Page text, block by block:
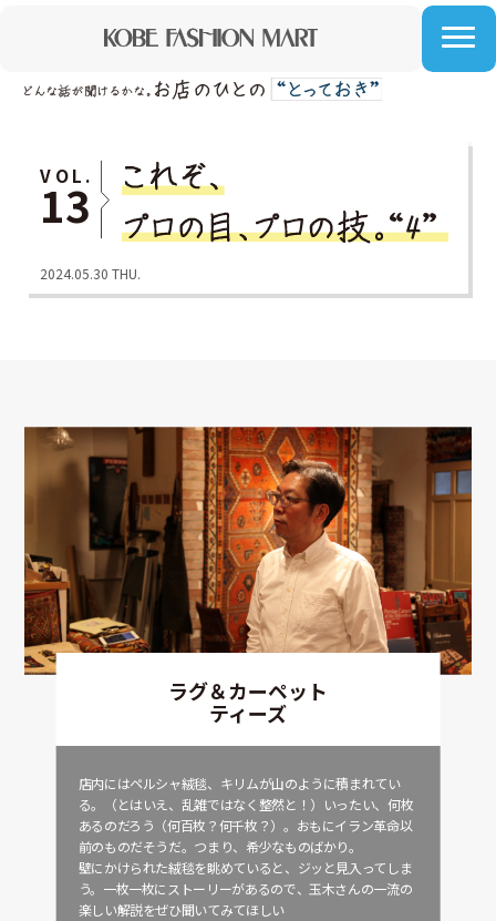
VOL.
13
2024.05.30 THU.
ラグ＆カーペット
ティーズ
店内にはペルシャ絨毯、キリムが山のように積まれてい
る。（とはいえ、乱雑ではなく整然と！）いったい、何枚
あるのだろう（何百枚？何千枚？）。おもにイラン革命以
前のものだそうだ。つまり、希少なものばかり。
壁にかけられた絨毯を眺めていると、ジッと見入ってしま
う。一枚一枚にストーリーがあるので、玉木さんの一流の
楽しい解説をぜひ聞いてみてほしい